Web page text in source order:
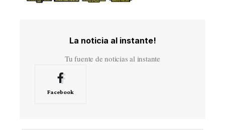
La noticia al instante!
Tu fuente de noticias al instante
Facebook